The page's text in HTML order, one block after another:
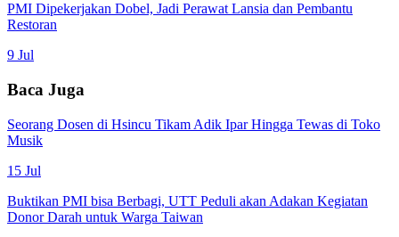
PMI Dipekerjakan Dobel, Jadi Perawat Lansia dan Pembantu
Restoran
9 Jul
Baca Juga
Seorang Dosen di Hsincu Tikam Adik Ipar Hingga Tewas di Toko
Musik
15 Jul
Buktikan PMI bisa Berbagi, UTT Peduli akan Adakan Kegiatan
Donor Darah untuk Warga Taiwan